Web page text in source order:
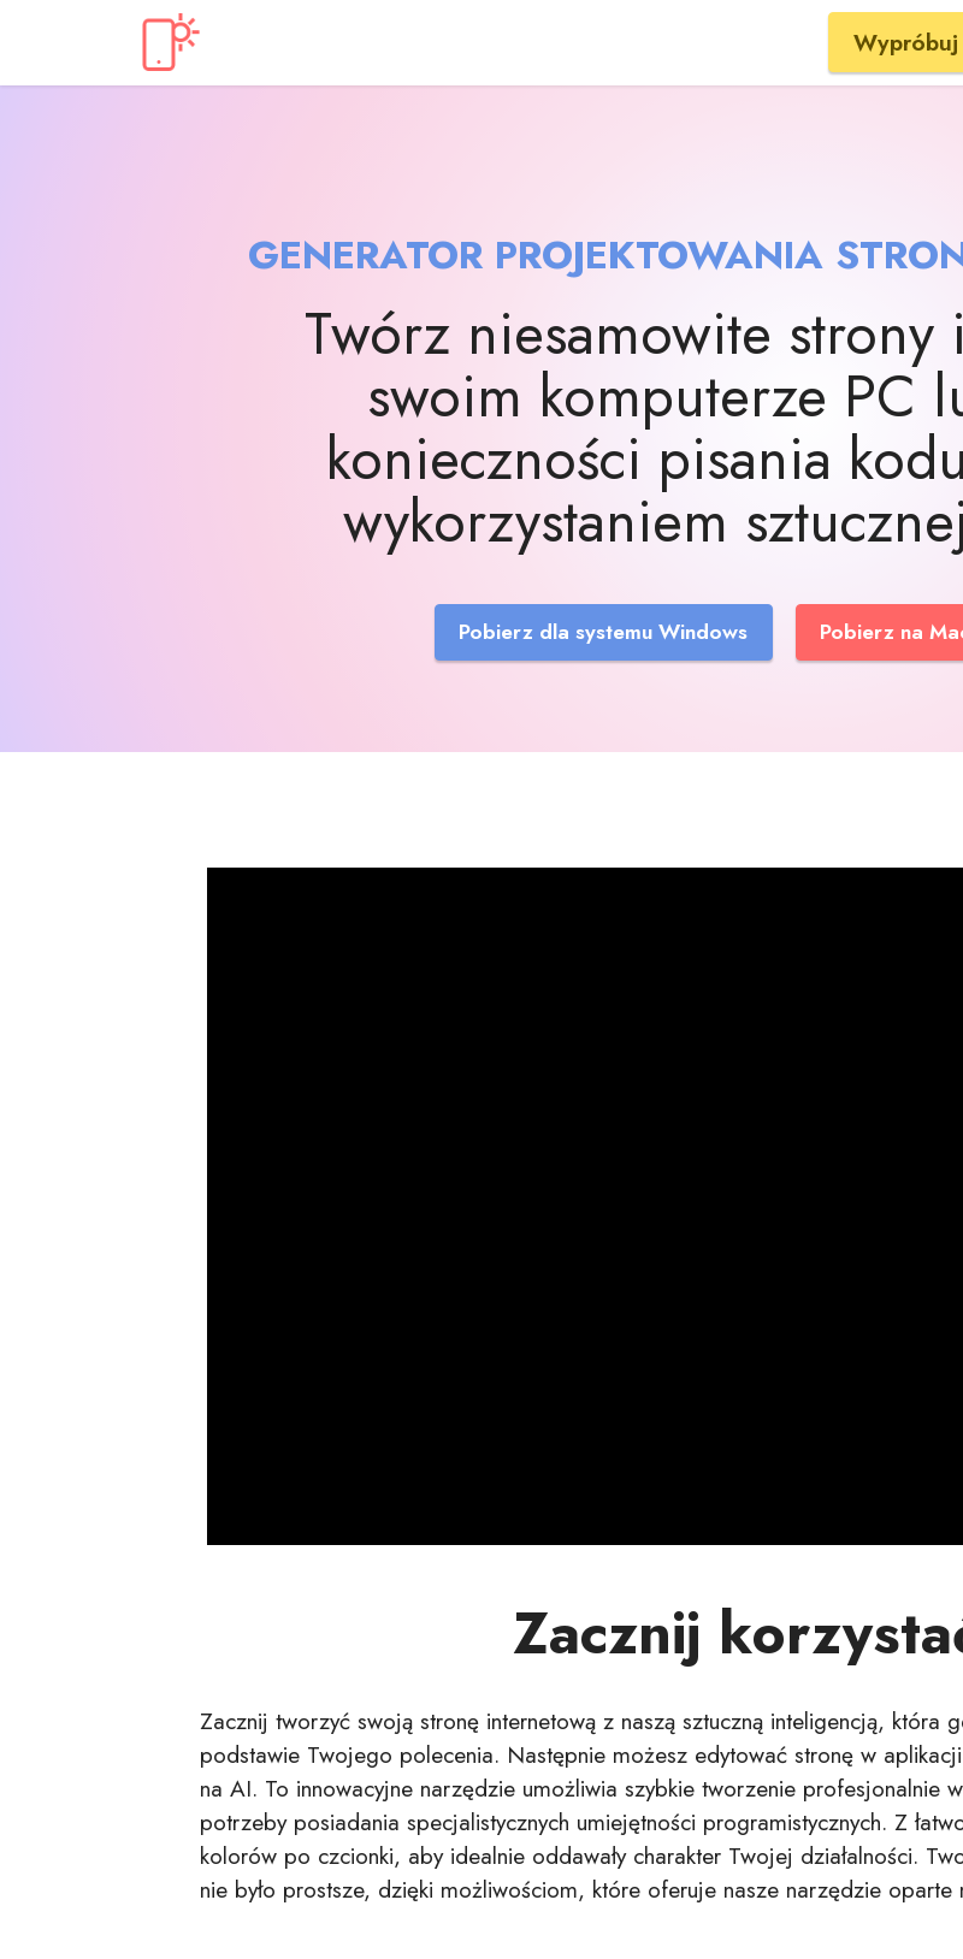
GENERATOR PROJEKTOWANIA
Twórz niesamowite strony
swoim komputerze PC
konieczności pisania
wykorzystaniem
Pobierz dla systemu Windows Pobierz na
Zacznij
Zacznij tworzyć swoją stronę internetową z naszą sztuczną inteligencją, która
podstawie Twojego polecenia. Następnie możesz edytować stronę w
na AI. To innowacyjne narzędzie umożliwia szybkie tworzenie profesjonalnie
potrzeby posiadania specjalistycznych umiejętności programistycznych. Z
kolorów po czcionki, aby idealnie oddawały charakter Twojej działalności.
nie było prostsze, dzięki możliwościom, które oferuje nasze narzędzie oparte